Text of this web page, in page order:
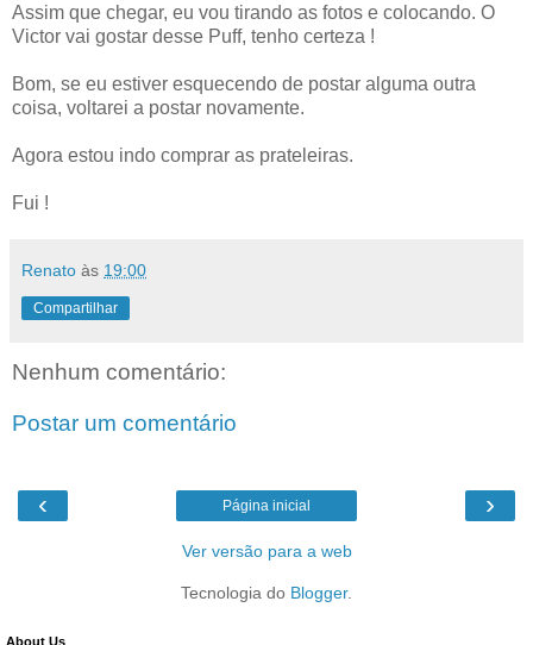
Assim que chegar, eu vou tirando as fotos e colocando. O
Victor vai gostar desse Puff, tenho certeza !
Bom, se eu estiver esquecendo de postar alguma outra
coisa, voltarei a postar novamente.
Agora estou indo comprar as prateleiras.
Fui !
Renato às 19:00
Compartilhar
Nenhum comentário:
Postar um comentário
‹ ›
Página inicial
Ver versão para a web
Tecnologia do Blogger.
About Us